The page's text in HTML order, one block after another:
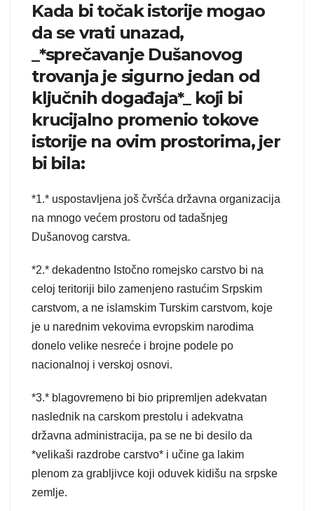
Kada bi točak istorije mogao
da se vrati unazad,
_*sprečavanje Dušanovog
trovanja je sigurno jedan od
ključnih događaja*_ koji bi
krucijalno promenio tokove
istorije na ovim prostorima, jer
bi bila:
*1.* uspostavljena još čvršća državna organizacija
na mnogo većem prostoru od tadašnjeg
Dušanovog carstva.
*2.* dekadentno Istočno romejsko carstvo bi na
celoj teritoriji bilo zamenjeno rastućim Srpskim
carstvom, a ne islamskim Turskim carstvom, koje
je u narednim vekovima evropskim narodima
donelo velike nesreće i brojne podele po
nacionalnoj i verskoj osnovi.
*3.* blagovremeno bi bio pripremljen adekvatan
naslednik na carskom prestolu i adekvatna
državna administracija, pa se ne bi desilo da
*velikaši razdrobe carstvo* i učine ga lakim
plenom za grabljivce koji oduvek kidišu na srpske
zemlje.